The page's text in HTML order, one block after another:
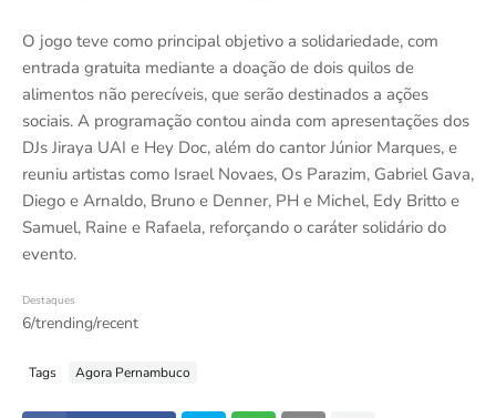
O jogo teve como principal objetivo a solidariedade, com
entrada gratuita mediante a doação de dois quilos de
alimentos não perecíveis, que serão destinados a ações
sociais. A programação contou ainda com apresentações dos
DJs Jiraya UAI e Hey Doc, além do cantor Júnior Marques, e
reuniu artistas como Israel Novaes, Os Parazim, Gabriel Gava,
Diego e Arnaldo, Bruno e Denner, PH e Michel, Edy Britto e
Samuel, Raine e Rafaela, reforçando o caráter solidário do
evento.
Destaques
6/trending/recent
Tags Agora Pernambuco